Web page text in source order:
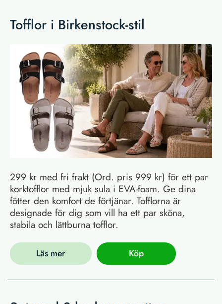
Tofflor i Birkenstock-stil
299 kr med fri frakt (Ord. pris 999 kr) för ett par
korktofflor med mjuk sula i EVA-foam. Ge dina
fötter den komfort de förtjänar. Tofflorna är
designade för dig som vill ha ett par sköna,
stabila och lättburna tofflor.
Läs mer Köp